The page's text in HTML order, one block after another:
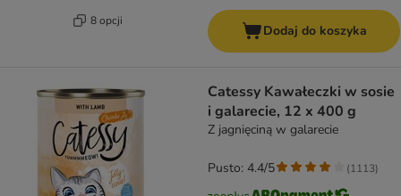
8 opcji
Dodaj do koszyka
Catessy Kawałeczki w sosie
i galarecie, 12 x 400 g
Z jagnięciną w galarecie
Pusto: 4.4/5 (1113)